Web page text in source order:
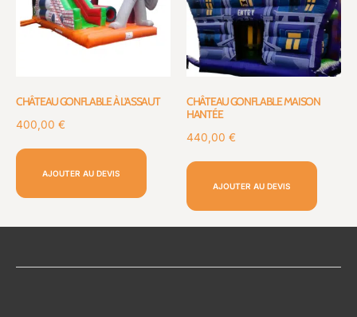
CHÂTEAU GONFLABLE À L’ASSAUT
400,00 €
AJOUTER AU DEVIS
CHÂTEAU GONFLABLE MAISON
HANTÉE
440,00 €
AJOUTER AU DEVIS